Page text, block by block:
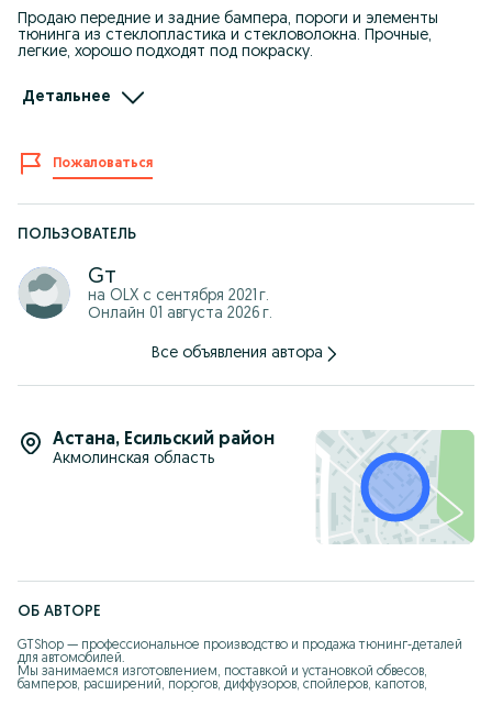
Продаю передние и задние бампера, пороги и элементы
тюнинга из стеклопластика и стекловолокна. Прочные,
легкие, хорошо подходят под покраску.
e36 м тех
e38 шницер
Е46
Е60 м тех и м лук
Mercedes-Benz:
W124
W140
W190
W210 рест , до рест
W220 рест , до рест
Качество изготовления, удобная подгонка, возможность
дооснастить тюнинг элементами.
Подходят для замены штатных деталей и для стилизации
Детальнее
Пожаловаться
ПОЛЬЗОВАТЕЛЬ
Gт
на OLX с сентября 2021 г.
Онлайн 01 августа 2026 г.
Все объявления автора
Астана, Есильский район
Акмолинская область
ОБ АВТОРЕ
GTShop — профессиональное производство и продажа тюнинг-деталей
для автомобилей.
Мы занимаемся изготовлением, поставкой и установкой обвесов,
бамперов, расширений, порогов, диффузоров, спойлеров, капотов,